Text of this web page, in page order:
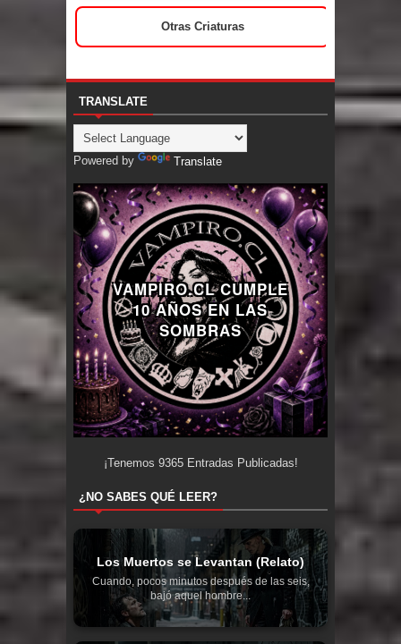
Otras Criaturas
TRANSLATE
Powered by Translate
VAMPIRO.CL CUMPLE
10 AÑOS EN LAS
SOMBRAS
¡Tenemos 9365Entradas Publicadas!
¿NO SABES QUÉ LEER?
Los Muertos se Levantan (Relato)
Cuando, pocos minutos después de las seis,
bajó aquel hombre...